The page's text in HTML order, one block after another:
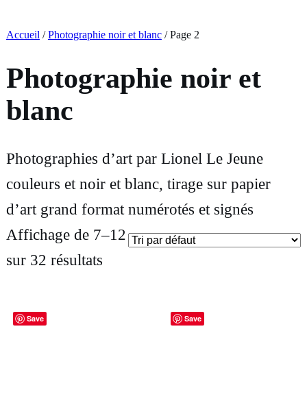
Accueil /Photographie noir et blanc/ Page 2
Photographie noir et
blanc
Photographies d’art par Lionel Le Jeune
couleurs et noir et blanc, tirage sur papier
d’art grand format numérotés et signés
Affichage de 7–12
sur 32 résultats
Save Save